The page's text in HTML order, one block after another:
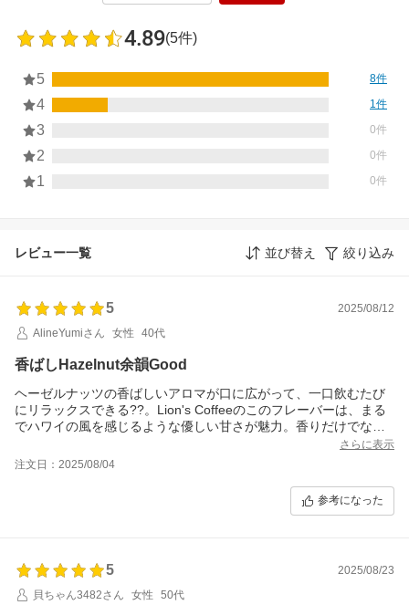
4.89(5件)
5 8件
4 1件
3 0件
2 0件
1 0件
レビュー一覧 並び替え 絞り込み
5
2025/08/12
AlineYumiさん
女性 40代
香ばしHazelnut余韻Good
ヘーゼルナッツの香ばしいアロマが口に広がって、一口飲むたび
にリラックスできる??。Lion's Coffeeのこのフレーバーは、まる
でハワイの風を感じるような優しい甘さが魅力。香りだけでな
く、後味までしっかり楽しめるのがGood point！Morning timeに
も、ちょっとした休憩にもぴったりで、心も体も癒されるようなT
さらに表示
注文日：2025/08/04
参考になった
5
2025/08/23
貝ちゃん3482さん
女性 50代